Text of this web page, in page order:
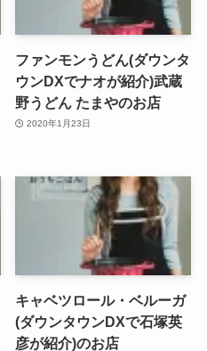
ファンモンうどん(ダウンタ
ウンDXでナオが紹介)武蔵
野うどん たまやのお店
2020年1月23日
キャベツロール・ベルーガ
(ダウンタウンDXで石塚英
彦が紹介)のお店